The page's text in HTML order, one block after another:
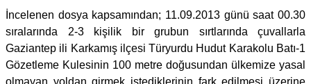
İncelenen dosya kapsamından; 11.09.2013 günü saat 00.30
sıralarında 2-3 kişilik bir grubun sırtlarında çuvallarla
Gaziantep ili Karkamış ilçesi Türyurdu Hudut Karakolu Batı-1
Gözetleme Kulesinin 100 metre doğusundan ülkemize yasal